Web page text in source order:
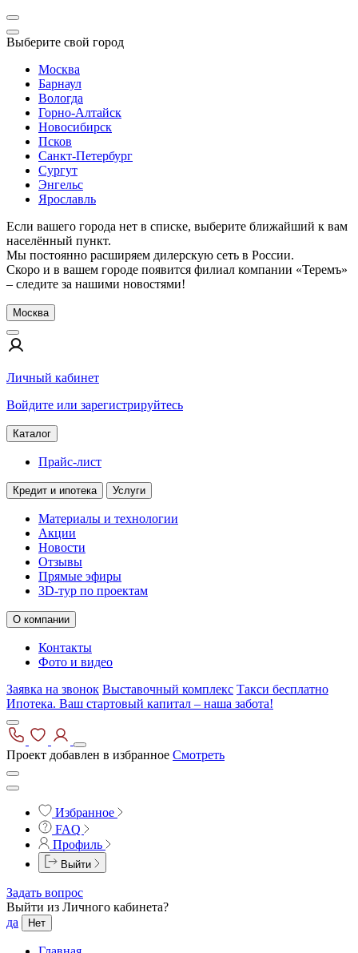
Выберите свой город
Москва
Барнаул
Вологда
Горно-Алтайск
Новосибирск
Псков
Санкт-Петербург
Сургут
Энгельс
Ярославль
Если вашего города нет в списке, выберите ближайший к вам
населённый пункт.
Мы постоянно расширяем дилерскую сеть в России.
Скоро и в вашем городе появится филиал компании «Теремъ»
– следите за нашими новостями!
Москва
Личный кабинет
Войдите или зарегистрируйтесь
Каталог
Прайс-лист
Кредит и ипотека Услуги
Материалы и технологии
Акции
Новости
Отзывы
Прямые эфиры
3D-тур по проектам
О компании
Контакты
Фото и видео
Заявка на звонок Выставочный комплекс Такси бесплатно
Ипотека. Ваш стартовый капитал – наша забота!
Проект добавлен в избранное Смотреть
Избранное
FAQ
Профиль
Выйти
Задать вопрос
Выйти из Личного кабинета?
да
Нет